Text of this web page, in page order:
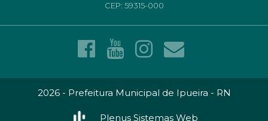
CEP: 59315-000
2026 - Prefeitura Municipal de Ipueira - RN
Plenus Sistemas Web